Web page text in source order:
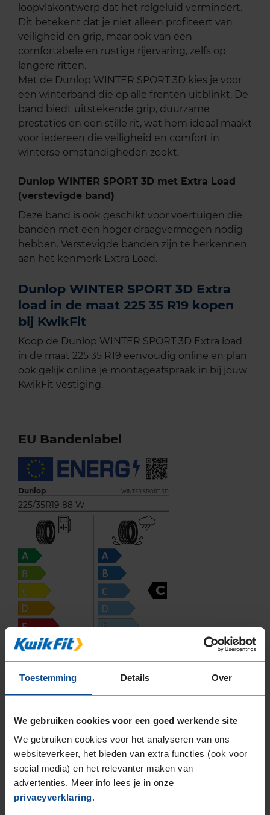
Toestemming Details Over
We gebruiken cookies voor een goed werkende site
We gebruiken cookies voor het analyseren van ons
websiteverkeer, het bieden van extra functies (ook voor
social media) en het relevanter maken van
advertenties. Meer info lees je in onze
privacyverklaring.
loopvlakontwerp dat het rolgeluid vermindert.
Dit betekent dat je niet alleen profiteert van
veiligheid en grip, maar ook van een
comfortabele en rustige rijervaring, zelfs op
langere ritten.
Met de Dunlop WINTER SPORT 3D kies je voor
een winterband die op alle fronten uitblinkt. De
band biedt uitstekende grip, duurzame
prestaties en een stille rit, wat hem ideaal maakt
voor iedereen die veiligheid en comfort in
winterse omstandigheden zoekt.
Dunlop WINTER SPORT 3D met Extra Load
(verstevigde band)
Deze band is ook geschikt voor voertuigen die
banden met een hoger draagvermogen nodig
hebben. Verstevigde banden zijn te herkennen
aan het kenmerk Extra Load.
Dunlop WINTER SPORT 3D Extra
load in de maat 225 35 R19 kopen
bij KwikFit
Koop de Dunlop WINTER SPORT 3D Extra load
in de maat 225 35 R19 eenvoudig online en plan
ook gelijk online je montageafspraak in bij jouw
KwikFit vestiging.
EU Bandenlabel
Dunlop WINTER SPORT 3D
225/35R19 88 W
C
De fabrikant van deze band heeft op dit
brandstofefficiëntie van deze band beschikbaar.
In de categorie grip op nat wegdek is deze band
gewaardeerd met een C-label, wat betekent dat
deze band goede grip heeft bij natte